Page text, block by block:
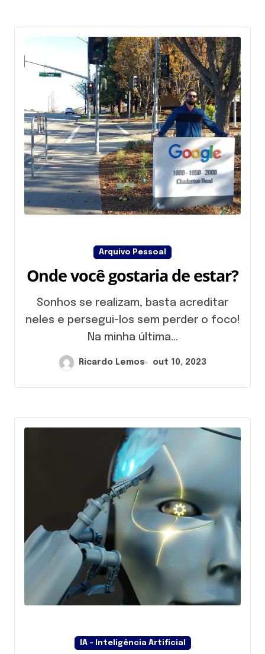
Arquivo Pessoal
Onde você gostaria de estar?
Sonhos se realizam, basta acreditar
neles e persegui-los sem perder o foco!
Na minha última...
Ricardo Lemos out 10, 2023
IA - Inteligência Artificial